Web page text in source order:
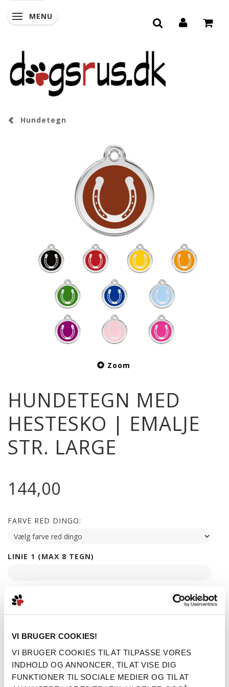
VI BRUGER COOKIES!
VI BRUGER COOKIES TIL AT TILPASSE VORES
INDHOLD OG ANNONCER, TIL AT VISE DIG
FUNKTIONER TIL SOCIALE MEDIER OG TIL AT
SKIFTE NAVIGATION
MENU
Hundetegn
Zoom
HUNDETEGN MED
HESTESKO | EMALJE
STR. LARGE
144,00
FARVE RED DINGO:
LINIE 1 (MAX 8 TEGN)
LINIE 2 (MAX 16 TEGN)
LINIE 4 (MAX 22 TEGN)